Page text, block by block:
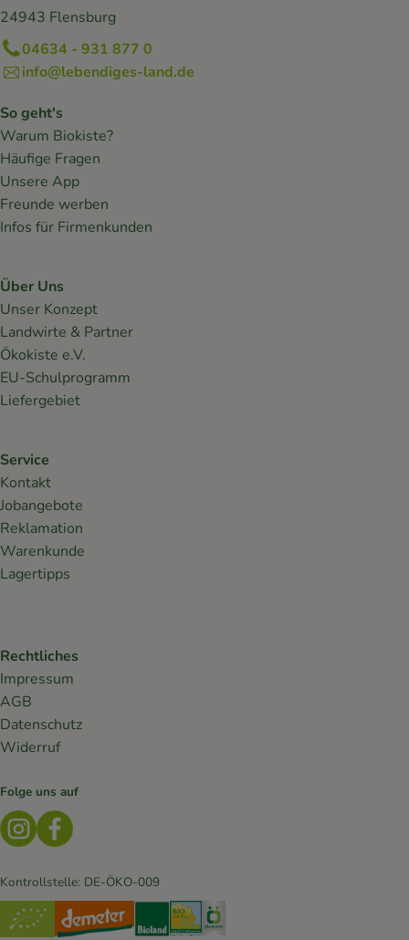
24943 Flensburg
04634 - 931 877 0
info@lebendiges-land.de
So geht's
Warum Biokiste?
Häufige Fragen
Unsere App
Freunde werben
Infos für Firmenkunden
Über Uns
Unser Konzept
Landwirte & Partner
Ökokiste e.V.
EU-Schulprogramm
Liefergebiet
Service
Kontakt
Jobangebote
Reklamation
Warenkunde
Lagertipps
Rechtliches
Impressum
AGB
Datenschutz
Widerruf
Folge uns auf
Externer Link zu https://www.instagram.com/
Externer Link zu https://www.facebook.com/
Kontrollstelle: DE-ÖKO-009